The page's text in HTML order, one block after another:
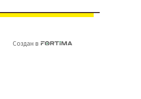
Создан в